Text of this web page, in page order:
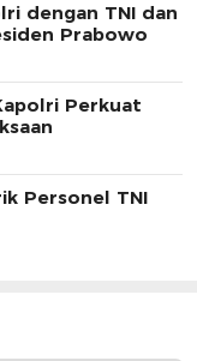
dengan TNI dan
Prabowo
Perkuat
Personel TNI